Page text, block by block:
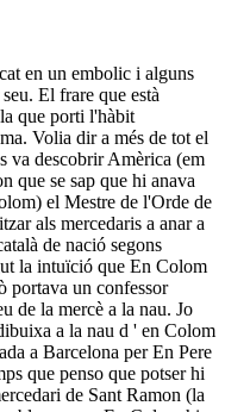
en un embolic i alguns
El frare que està
que porti l'hàbit
Volia dir a més de tot el
va descobrir Amèrica (em
que se sap que hi anava
el Mestre de l'Orde de
als mercedaris a anar a
de nació segons
la intuïció que En Colom
portava un confessor
de la mercè a la nau. Jo
a la nau d ' en Colom
a Barcelona per En Pere
que penso que potser hi
de Sant Ramon (la